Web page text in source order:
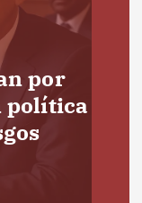
por
política